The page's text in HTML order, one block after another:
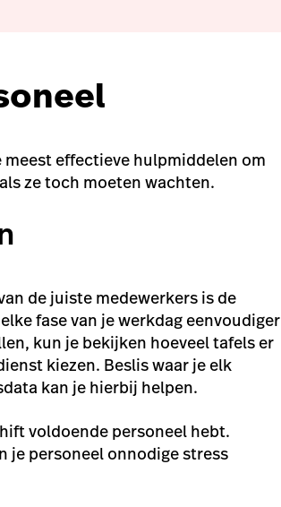
effectieve hulpmiddelen om
ze toch moeten wachten.
de juiste medewerkers is de
fase van je werkdag eenvoudiger
kun je bekijken hoeveel tafels er
kiezen. Beslis waar je elk
kan je hierbij helpen.
voldoende personeel hebt.
je personeel onnodige stress